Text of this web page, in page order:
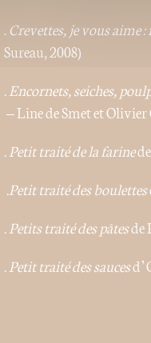
.Crevettes, je vous aime
Sureau, 2008)
. Encornets, seiches,
– Line de Smet et Olivier
. Petit traité de la farine
.Petit traité des boulettes
. Petits traité des pâtesde
. Petit traité dessauces